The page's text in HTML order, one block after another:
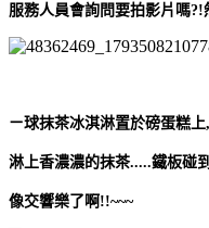
服務人員會詢問要拍影片嗎?!
ㄧ球抹茶冰淇淋置於磅蛋糕
淋上香濃濃的抹茶.....鐵板碰
像交響樂了啊!!~~~